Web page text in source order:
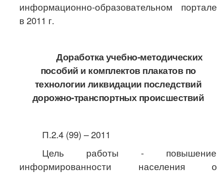
информационно-образовательном портале
в 2011 г.
Доработка учебно-методических
пособий и комплектов плакатов по
технологии ликвидации последствий
дорожно-транспортных происшествий
П.2.4 (99) – 2011
Цель работы - повышение
информированности населения о